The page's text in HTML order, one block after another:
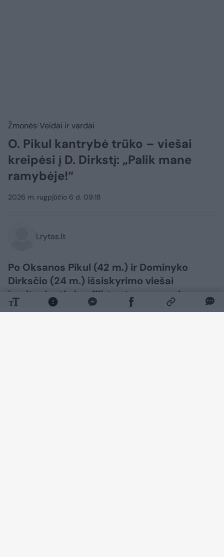
Žmonės Veidai ir vardai
O. Pikul kantrybė trūko – viešai
kreipėsi į D. Dirkstį: „Palik mane
ramybėje!“
2026 m. rugpjūčio 6 d. 09:18
Lrytas.lt
Po Oksanos Pikul (42 m.) ir Dominyko
Dirksčio (24 m.) išsiskyrimo viešai
besitęsiantis konfliktas įgauna naują
pagreitį.